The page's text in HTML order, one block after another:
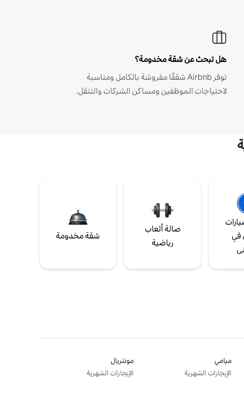
هل تبحث عن شقة مخدومة؟
توفر Airbnb شققًا مفروشة بالكامل ومناسبة
لاحتياجات الموظفين ومساكن الشركات والتنقل.
في
صالة ألعاب
رياضية
شقة مخدومة
ميامي
الإيجارات الشهرية
مونتريال
الإيجارات الشهرية